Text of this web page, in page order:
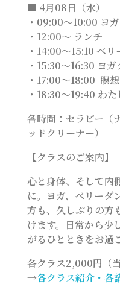
■ 4月08日（水）
・09:00～10:00 ヨ
・12:00～ ランチ
・14:00～15:10 ベリ
・15:30～16:30 ヨガ
・17:00～18:00 瞑
・18:30～19:40 わ
各時間：セラピー（
ッドクリーナー）
【クラスのご案内】
心と身体、そして内
に。ヨガ、ベリーダ
方も、久しぶりの方
けます。日常から少
がるひとときをお過
各クラス2,000円（
→各クラス紹介・各